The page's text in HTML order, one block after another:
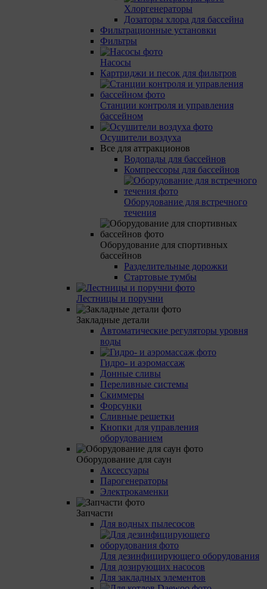
Хлоргенераторы
Дозаторы хлора для бассейна
Фильтрационные установки
Фильтры
Насосы
Картриджи и песок для фильтров
Станции контроля и управления
бассейном
Осушители воздуха
Все для аттракционов
Водопады для бассейнов
Компрессоры для бассейнов
Оборудование для встречного
течения
Оборудование для спортивных
бассейнов
Разделительные дорожки
Стартовые тумбы
Лестницы и поручни
Закладные детали
Автоматические регуляторы уровня
воды
Гидро- и аэромассаж
Донные сливы
Переливные системы
Скиммеры
Форсунки
Сливные решетки
Кнопки для управления
оборудованием
Оборудование для саун
Аксессуары
Парогенераторы
Электрокаменки
Запчасти
Для водных пылесосов
Для дезинфицирующего оборудования
Для дозирующих насосов
Для закладных элементов